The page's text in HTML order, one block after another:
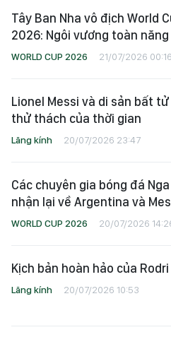
Tây Ban Nha vô địch World
2026: Ngôi vương toàn năng
WORLD CUP 2026 21/07/2026 00:16
Lionel Messi và di sản bất
thử thách của thời gian
Lăng kính 20/07/2026 23:47
Các chuyên gia bóng đá
nhận lại về Argentina và
WORLD CUP 2026 20/07/2026
Kịch bản hoàn hảo của Rodri
Lăng kính 20/07/2026 10:53